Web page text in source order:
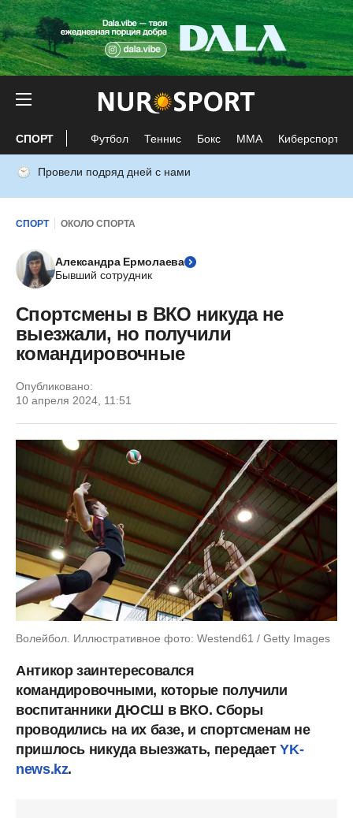
СПОРТ Футбол Теннис Бокс ММА Киберспорт
Провели подряд дней с нами
СПОРТ ОКОЛО СПОРТА
Александра Ермолаева
Бывший сотрудник
Спортсмены в ВКО никуда не
выезжали, но получили
командировочные
Опубликовано:
10 апреля 2024, 11:51
Волейбол. Иллюстративное фото: Westend61 / Getty Images
Антикор заинтересовался
командировочными, которые получили
воспитанники ДЮСШ в ВКО. Сборы
проводились на их базе, и спортсменам не
пришлось никуда выезжать, передаетYK-
news.kz.